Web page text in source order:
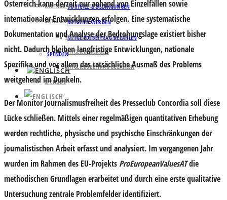
VORTEILE & BEDINGUNGEN
MITGLIED WERDEN
MITGLIEDSBEITRAG BEZAHLEN
SPENDEN
PARTNER UND UNTERSTÜTZER
MITGLIED WERDEN
VORTEILE & BEDINGUNGEN
MITGLIED WERDEN
MITGLIEDSBEITRAG BEZAHLEN
SPENDEN
Österreich kann derzeit nur anhand von Einzelfällen sowie
internationaler Entwicklungen erfolgen. Eine systematische
Dokumentation und Analyse der Bedrohungslage existiert bisher
nicht. Dadurch bleiben langfristige Entwicklungen, nationale
Spezifika und vor allem das tatsächliche Ausmaß des Problems
weitgehend im Dunkeln.
DerMonitor Journalismusfreiheitdes Presseclub Concordia soll diese
Lücke schließen. Mittels einer regelmäßigen quantitativen Erhebung
werden rechtliche, physische und psychische Einschränkungen der
journalistischen Arbeit erfasst und analysiert. Im vergangenen Jahr
wurden im Rahmen des EU-Projekts ProEuropeanValuesATdie
methodischen Grundlagen erarbeitet und durch eine erste qualitative
Untersuchung zentrale Problemfelder identifiziert.